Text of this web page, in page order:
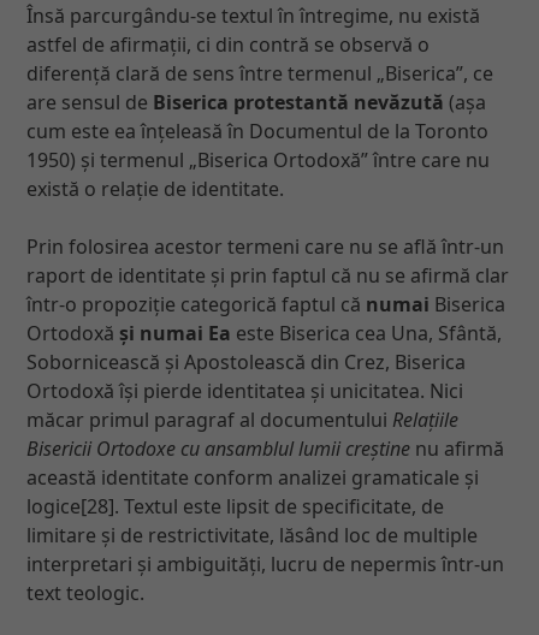
Însă parcurgându-se textul în întregime, nu există
astfel de afirmații, ci din contră se observă o
diferență clară de sens între termenul „Biserica”, ce
are sensul de Biserica protestantă nevăzută (așa
cum este ea înțeleasă în Documentul de la Toronto
1950) și termenul „Biserica Ortodoxă” între care nu
există o relație de identitate.
Prin folosirea acestor termeni care nu se află într-un
raport de identitate și prin faptul că nu se afirmă clar
într-o propoziție categorică faptul că numai Biserica
Ortodoxă și numai Ea este Biserica cea Una, Sfântă,
Sobornicească și Apostolească din Crez, Biserica
Ortodoxă își pierde identitatea și unicitatea. Nici
măcar primul paragraf al documentului Relațiile
Bisericii Ortodoxe cu ansamblul lumii creștine nu afirmă
această identitate conform analizei gramaticale și
logice[28]. Textul este lipsit de specificitate, de
limitare și de restrictivitate, lăsând loc de multiple
interpretari și ambiguități, lucru de nepermis într-un
text teologic.